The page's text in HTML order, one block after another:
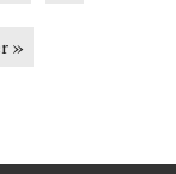
»